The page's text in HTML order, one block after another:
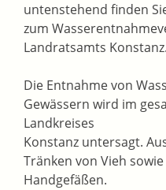
untenstehend finden
zum
Landratsamts Konstanz.
Die Entnahme von
Gewässern wird im
Landkreises
Konstanz untersagt.
Tränken von Vieh
Handgefäßen.